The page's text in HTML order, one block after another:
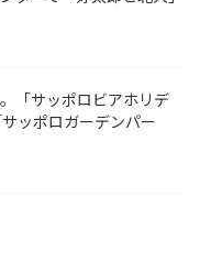
「サッポロビアホリデ
ッポロガーデンパー